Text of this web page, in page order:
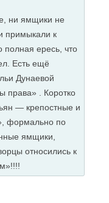
ни ямщики не
примыкали к
полная ересь, что
Есть ещё
Дунаевой
права» . Коротко
— крепостные и
формально по
ямщики,
относились к